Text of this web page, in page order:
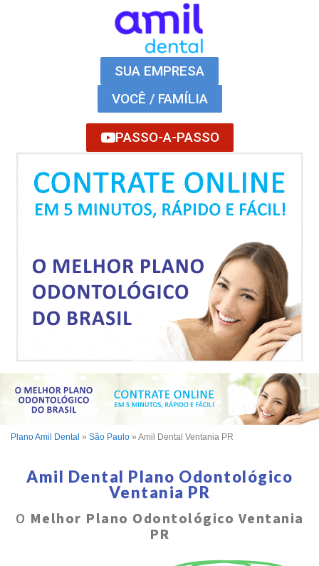
SUA EMPRESA
VOCÊ / FAMÍLIA
PASSO-A-PASSO
Plano Amil Dental » São Paulo » Amil Dental Ventania PR
Amil Dental Plano Odontológico
Ventania PR
O Melhor Plano Odontológico Ventania
PR